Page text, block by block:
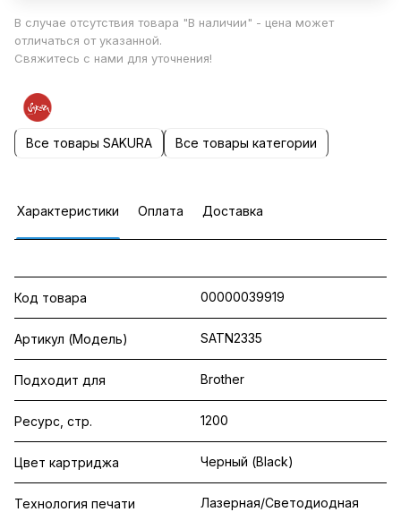
В случае отсутствия товара "В наличии" - цена может
отличаться от указанной.
Свяжитесь с нами для уточнения!
Все товары SAKURA Все товары категории
Характеристики Оплата Доставка
Код товара 00000039919
Артикул (Модель) SATN2335
Подходит для Brother
Ресурс, стр. 1200
Цвет картриджа Черный (Black)
Технология печати Лазерная/Светодиодная